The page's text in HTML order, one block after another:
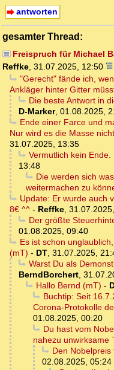
antworten
gesamter Thread:
Freispruch für Michael
Reffke, 31.07.2025, 12:50
"Gerecht" fände ich,
Ankläger hinter Gitter
Die beste Antwort in
D-Marker, 01.08.2025,
Ende einer Farce und
Nur wird es die Masse
31.07.2025, 13:35
Vermutlich kein Ende.
13:48
Die werden sich
weitermachen zu
Update: Er wurde auch
8€ ^^ - Reffke,
Der größte
01.08.2025, 09:40
Es ist schon
(mT) - DT, 31.07.2025,
Warst Du als
BerndBorchert,
Hallo Bernd (mT) -
Buchtip: Seit
Corona-Protokolle
01.08.2025, 00:20
Du hast vom
nahezu unwirksame
Den
02.08.2025, 05:24